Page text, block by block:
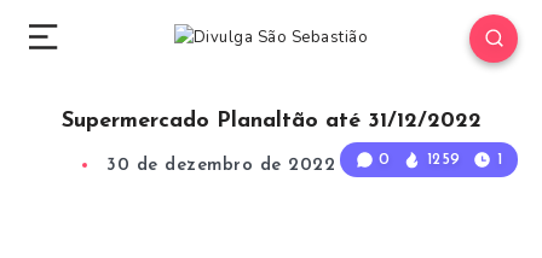
0 1259 1
Supermercado Planaltão até 31/12/2022
30 de dezembro de 2022 1 Min Read